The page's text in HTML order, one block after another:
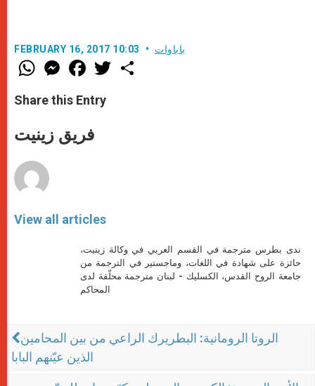
FEBRUARY 16, 2017 10:03 باباوات
W
h
t
s
p
p
M
e
s
e
g
e
F
a
e
b
o
k
w
Share this Entry
فريق زينيت
View all articles
ندى بطرس مترجمة في القسم العربي في وكالة زينيت،
حائزة على شهادة في اللغات، وماجستير في الترجمة من
جامعة الروح القدس، الكسليك - لبنان مترجمة محلّفة لدى
المحاكم
الروتا الرومانية: البطريرك الراعي من بين المحامين
الذين عيّنهم البابا